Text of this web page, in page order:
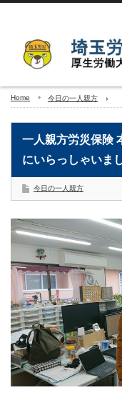
Home 今日の一人親方
一人親方労災保険
にいらっしゃいま
今日の一人親方